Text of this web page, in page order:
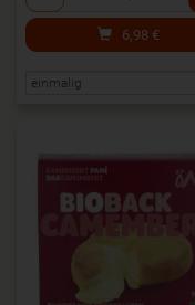
6,98 €